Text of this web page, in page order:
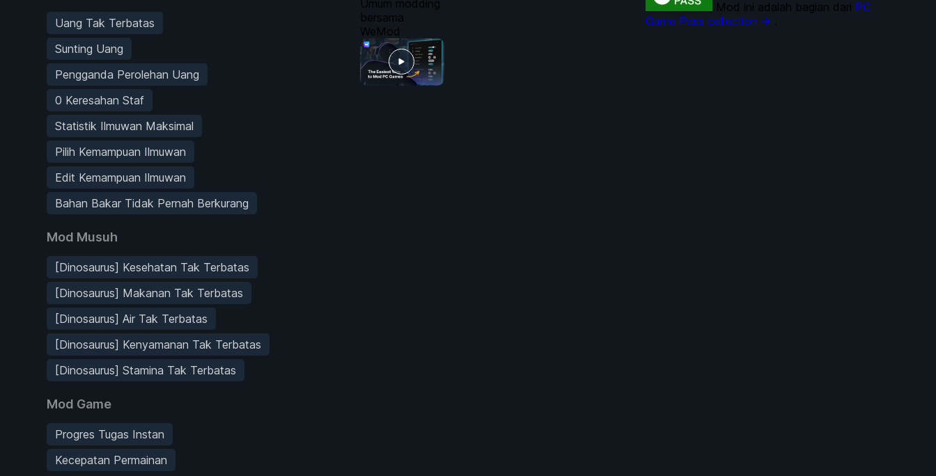
Uang Tak Terbatas
Sunting Uang
Pengganda Perolehan Uang
0 Keresahan Staf
Statistik Ilmuwan Maksimal
Pilih Kemampuan Ilmuwan
Edit Kemampuan Ilmuwan
Bahan Bakar Tidak Pernah Berkurang
Mod Musuh
[Dinosaurus] Kesehatan Tak Terbatas
[Dinosaurus] Makanan Tak Terbatas
[Dinosaurus] Air Tak Terbatas
[Dinosaurus] Kenyamanan Tak Terbatas
[Dinosaurus] Stamina Tak Terbatas
Mod Game
Progres Tugas Instan
Kecepatan Permainan
Umum modding
bersama
WeMod
Mod ini adalah bagian dari PC
Game Pass collection → .